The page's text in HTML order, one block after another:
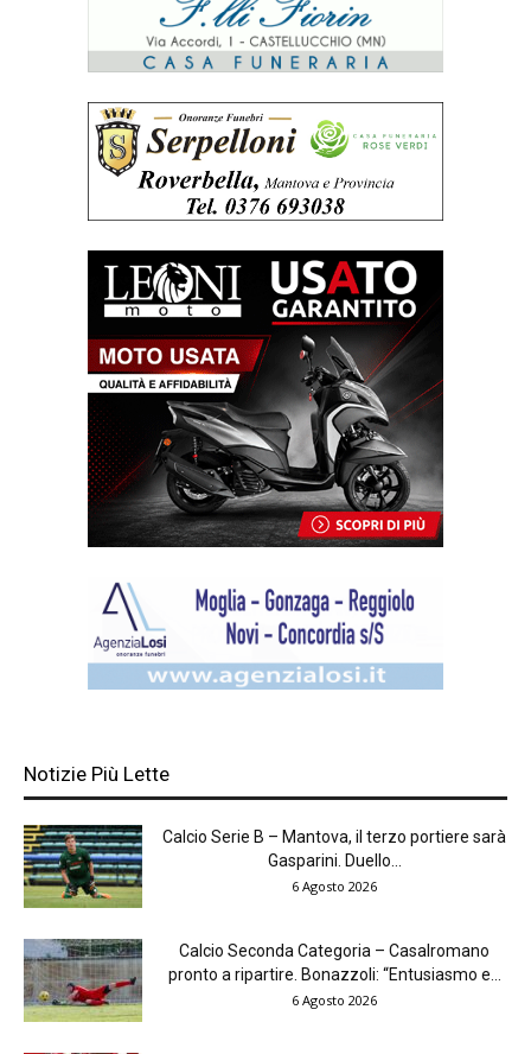
Notizie Più Lette
Calcio Serie B – Mantova, il terzo portiere sarà
Gasparini. Duello...
6 Agosto 2026
Calcio Seconda Categoria – Casalromano
pronto a ripartire. Bonazzoli: “Entusiasmo e...
6 Agosto 2026